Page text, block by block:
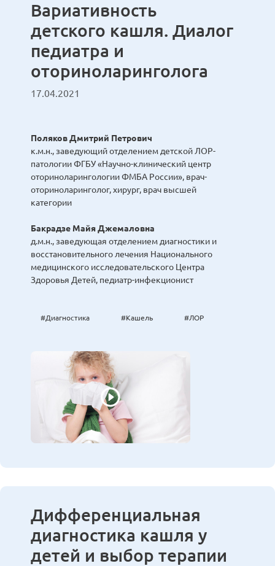
Вариативность
детского кашля. Диалог
педиатра и
оториноларинголога
17.04.2021
Поляков Дмитрий Петрович
к.м.н., заведующий отделением детской ЛОР-
патологии ФГБУ «Научно-клинический центр
оториноларингологии ФМБА России», врач-
оториноларинголог, хирург, врач высшей
категории
Бакрадзе Майя Джемаловна
д.м.н., заведующая отделением диагностики и
восстановительного лечения Национального
медицинского исследовательского Центра
Здоровья Детей, педиатр-инфекционист
#Диагностика #Кашель #ЛОР
Дифференциальная
диагностика кашля у
детей и выбор терапии